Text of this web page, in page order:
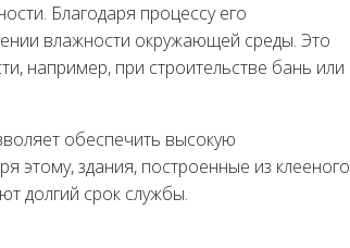
Благодаря процессу его
влажности окружающей среды. Это
например, при строительстве бань или
обеспечить высокую
этому, здания, построенные из клееного
долгий срок службы.